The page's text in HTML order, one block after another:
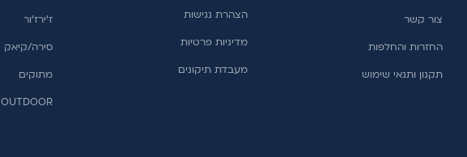
צור קשר
החזרות והחלפות
תקנון ותנאי שימוש
הצהרת נגישות
מדיניות פרטיות
מעבדת תיקונים
ז'ירז'ור
סירה/קיאק
מתוקים
OUTDOOR